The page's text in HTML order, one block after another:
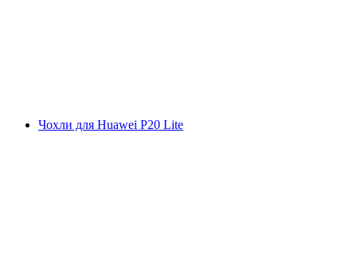
Чохли для Huawei P20 Lite